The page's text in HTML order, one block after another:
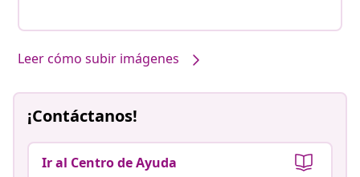
Leer cómo subir imágenes
¡Contáctanos!
Ir al Centro de Ayuda